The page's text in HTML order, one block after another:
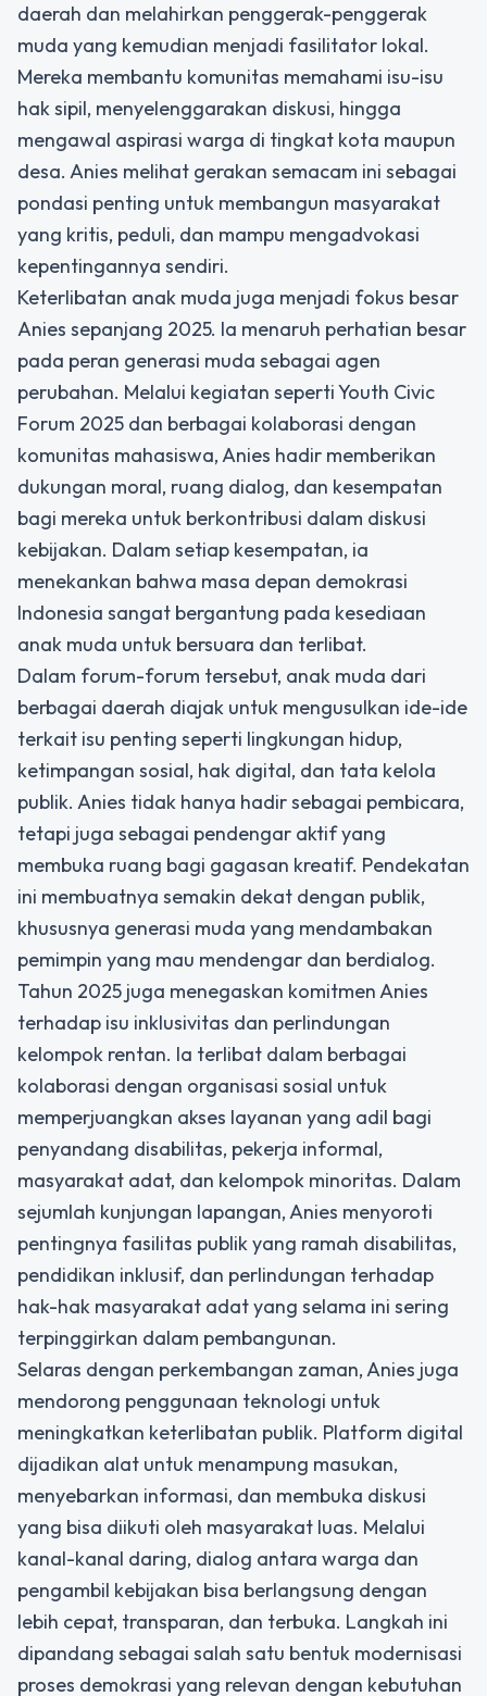
daerah dan melahirkan penggerak-penggerak
muda yang kemudian menjadi fasilitator lokal.
Mereka membantu komunitas memahami isu-isu
hak sipil, menyelenggarakan diskusi, hingga
mengawal aspirasi warga di tingkat kota maupun
desa. Anies melihat gerakan semacam ini sebagai
pondasi penting untuk membangun masyarakat
yang kritis, peduli, dan mampu mengadvokasi
kepentingannya sendiri.
Keterlibatan anak muda juga menjadi fokus besar
Anies sepanjang 2025. Ia menaruh perhatian besar
pada peran generasi muda sebagai agen
perubahan. Melalui kegiatan seperti Youth Civic
Forum 2025 dan berbagai kolaborasi dengan
komunitas mahasiswa, Anies hadir memberikan
dukungan moral, ruang dialog, dan kesempatan
bagi mereka untuk berkontribusi dalam diskusi
kebijakan. Dalam setiap kesempatan, ia
menekankan bahwa masa depan demokrasi
Indonesia sangat bergantung pada kesediaan
anak muda untuk bersuara dan terlibat.
Dalam forum-forum tersebut, anak muda dari
berbagai daerah diajak untuk mengusulkan ide-ide
terkait isu penting seperti lingkungan hidup,
ketimpangan sosial, hak digital, dan tata kelola
publik. Anies tidak hanya hadir sebagai pembicara,
tetapi juga sebagai pendengar aktif yang
membuka ruang bagi gagasan kreatif. Pendekatan
ini membuatnya semakin dekat dengan publik,
khususnya generasi muda yang mendambakan
pemimpin yang mau mendengar dan berdialog.
Tahun 2025 juga menegaskan komitmen Anies
terhadap isu inklusivitas dan perlindungan
kelompok rentan. Ia terlibat dalam berbagai
kolaborasi dengan organisasi sosial untuk
memperjuangkan akses layanan yang adil bagi
penyandang disabilitas, pekerja informal,
masyarakat adat, dan kelompok minoritas. Dalam
sejumlah kunjungan lapangan, Anies menyoroti
pentingnya fasilitas publik yang ramah disabilitas,
pendidikan inklusif, dan perlindungan terhadap
hak-hak masyarakat adat yang selama ini sering
terpinggirkan dalam pembangunan.
Selaras dengan perkembangan zaman, Anies juga
mendorong penggunaan teknologi untuk
meningkatkan keterlibatan publik. Platform digital
dijadikan alat untuk menampung masukan,
menyebarkan informasi, dan membuka diskusi
yang bisa diikuti oleh masyarakat luas. Melalui
kanal-kanal daring, dialog antara warga dan
pengambil kebijakan bisa berlangsung dengan
lebih cepat, transparan, dan terbuka. Langkah ini
dipandang sebagai salah satu bentuk modernisasi
proses demokrasi yang relevan dengan kebutuhan